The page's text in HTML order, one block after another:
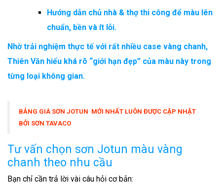
Hướng dẫn chủ nhà & thợ thi công để màu lên
chuẩn, bền và ít lỗi.
Nhờ trải nghiệm thực tế với rất nhiều case vàng chanh,
Thiên Văn hiểu khá rõ “giới hạn đẹp” của màu này trong
từng loại không gian.
BẢNG GIÁ SƠN JOTUN MỚI NHẤT LUÔN ĐƯỢC CẬP NHẬT
BỞI SƠN TAVACO
Tư vấn chọn sơn Jotun màu vàng
chanh theo nhu cầu
Bạn chỉ cần trả lời vài câu hỏi cơ bản: